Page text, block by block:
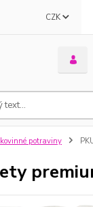
CZK
potraviny